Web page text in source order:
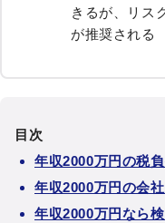
きるが、リス
が推奨される
目次
年収2000万円の税
年収2000万円の会
年収2000万円なら